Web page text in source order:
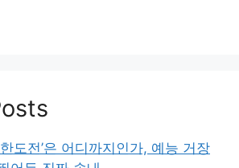
도전’은 어디까지인가, 예능 거장